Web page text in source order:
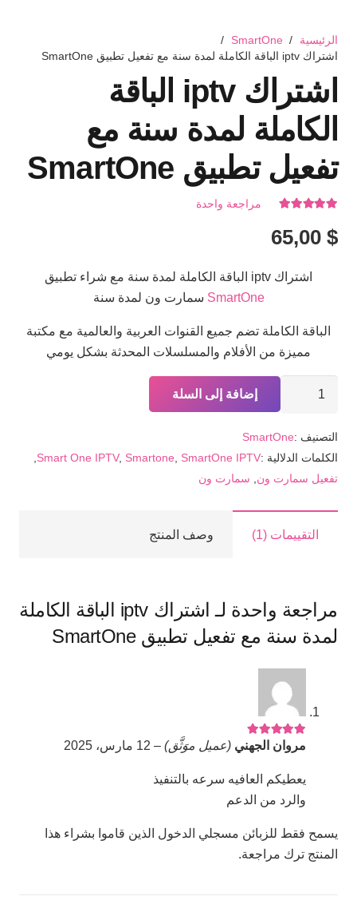
الرئيسية /
SmartOne
/
اشتراك iptv الباقة الكاملة لمدة سنة مع تفعيل تطبيق SmartOne
اشتراك iptv الباقة
الكاملة لمدة سنة مع
تفعيل تطبيق SmartOne
مراجعة واحدة
$
اشتراك iptv الباقة الكاملة لمدة سنة مع شراء تطبيق
SmartOne سمارت ون لمدة سنة
الباقة الكاملة تضم جميع القنوات العربية والعالمية مع مكتبة
مميزة من الأفلام والمسلسلات المحدثة بشكل يومي
الباقة
لمدة
سنة
إضافة إلى السلة
التصنيف :SmartOne
الكلمات الدلالية :
Smart One IPTV, Smartone SmartOne IPTV
تفعيل سمارت ون
سمارت ون
التقييمات (1) وصف المنتج
مراجعة واحدة لـ
اشتراك iptv الباقة الكاملة
لمدة سنة مع تفعيل تطبيق SmartOne
تم التقييم5 من 5 مروان الجهني (عميل موَثَّق) – 12 مارس، 2025
يعطيكم العافيه سرعه بالتنفيذ
والرد من الدعم
يسمح فقط للزبائن مسجلي الدخول الذين قاموا بشراء هذا
المنتج ترك مراجعة.